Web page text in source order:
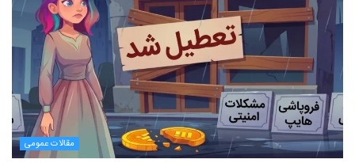
مقالات عمومی